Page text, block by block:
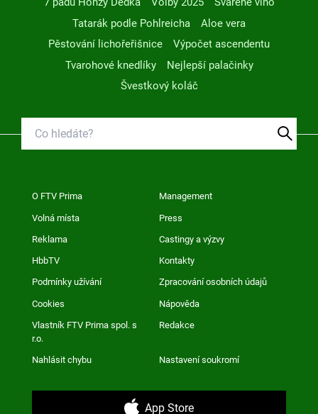
Tatarák podle Pohlreicha
Aloe vera
Pěstování lichořeřišnice
Výpočet ascendentu
Tvarohové knedlíky
Nejlepší palačinky
Švestkový koláč
O FTV Prima Management
Volná místa Press
Reklama Castingy a výzvy
HbbTV Kontakty
Podmínky užívání Zpracování osobních údajů
Cookies Nápověda
Vlastník FTV Prima spol. s
r.o.
Redakce
Nahlásit chybu Nastavení soukromí
App Store